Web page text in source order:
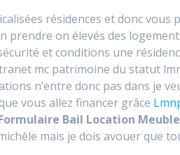
résidences et donc vous
prendre on élevés des
et conditions une
mc patrimoine du statut
n’entre donc pas dans je
vous allez financer grâce
Bail Location
mais je dois avouer que